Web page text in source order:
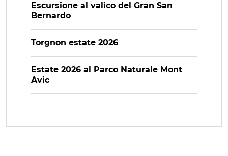
Escursione al valico del Gran San
Bernardo
Torgnon estate 2026
Estate 2026 al Parco Naturale Mont
Avic